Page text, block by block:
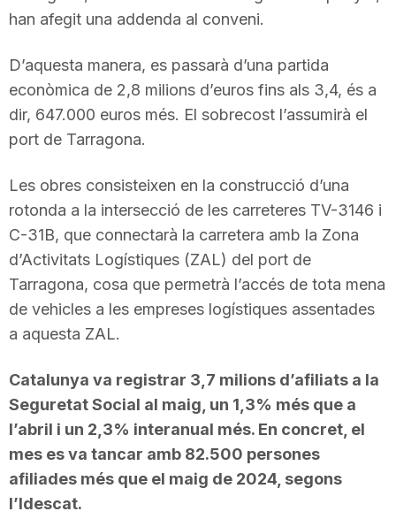
han afegit una addenda al conveni.
D’aquesta manera, es passarà d’una partida
econòmica de 2,8 milions d’euros fins als 3,4, és a
dir, 647.000 euros més. El sobrecost l’assumirà el
port de Tarragona.
Les obres consisteixen en la construcció d’una
rotonda a la intersecció de les carreteres TV-3146 i
C-31B, que connectarà la carretera amb la Zona
d’Activitats Logístiques (ZAL) del port de
Tarragona, cosa que permetrà l’accés de tota mena
de vehicles a les empreses logístiques assentades
a aquesta ZAL.
Catalunya va registrar 3,7 milions d’afiliats a la
Seguretat Social al maig, un 1,3% més que a
l’abril i un 2,3% interanual més. En concret, el
mes es va tancar amb 82.500 persones
afiliades més que el maig de 2024, segons
l’Idescat.